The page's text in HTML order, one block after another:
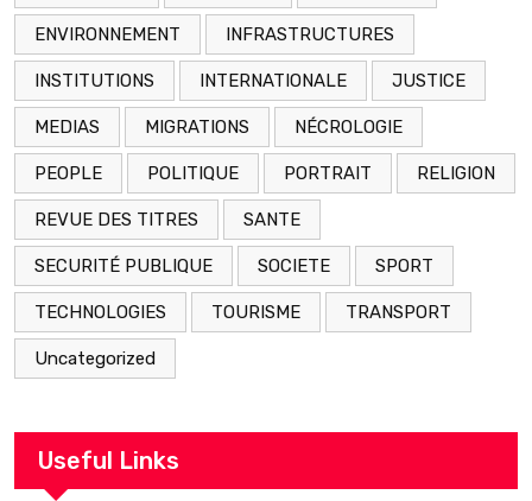
ENVIRONNEMENT INFRASTRUCTURES
INSTITUTIONS INTERNATIONALE JUSTICE
MEDIAS MIGRATIONS NÉCROLOGIE
PEOPLE POLITIQUE PORTRAIT RELIGION
REVUE DES TITRES SANTE
SECURITÉ PUBLIQUE SOCIETE SPORT
TECHNOLOGIES TOURISME TRANSPORT
Uncategorized
Useful Links